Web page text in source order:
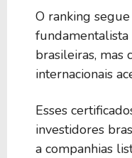
BIYW39
EWJV39
SMIN39
O ranking
fundamentalista
brasileiras, mas
internacionais
Esses
investidores
a companhias